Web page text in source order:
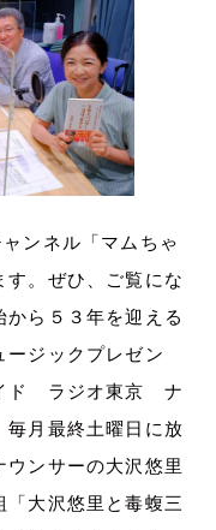
ンネル「マムちゃ
す。ぜひ、ご覧にな
から５３年を迎える
ージックプレゼン
イド ラジオ東京 ナ
毎月最終土曜日に放
ンサーの大沢悠里
「大沢悠里と毒蝮三